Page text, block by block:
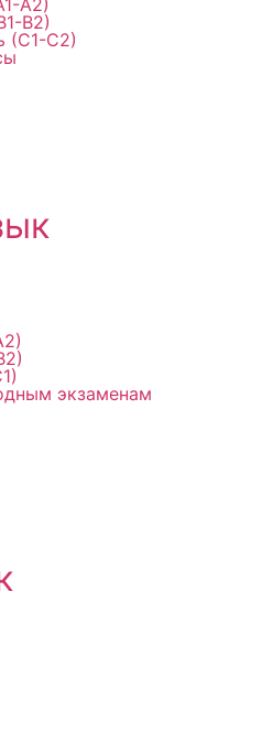
А2)
В2)
(С1-С2)
экзаменам